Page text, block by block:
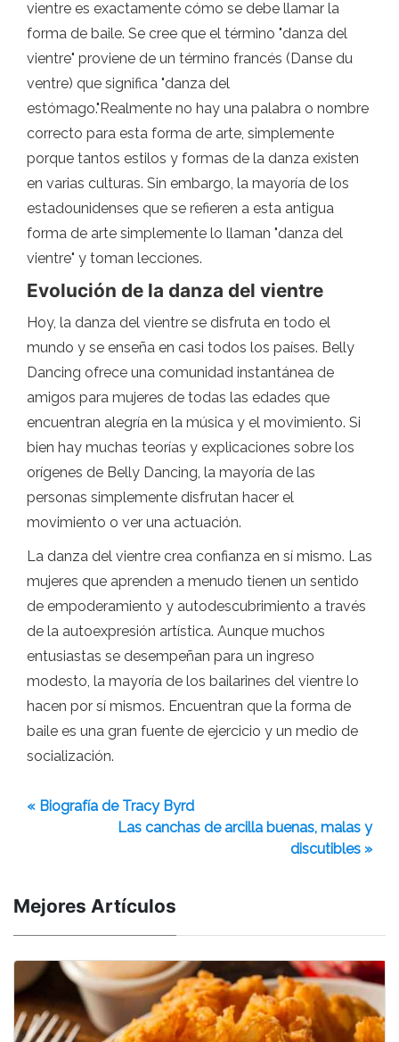
vientre es exactamente cómo se debe llamar la
forma de baile. Se cree que el término "danza del
vientre" proviene de un término francés (Danse du
ventre) que significa "danza del
estómago."Realmente no hay una palabra o nombre
correcto para esta forma de arte, simplemente
porque tantos estilos y formas de la danza existen
en varias culturas. Sin embargo, la mayoría de los
estadounidenses que se refieren a esta antigua
forma de arte simplemente lo llaman "danza del
vientre" y toman lecciones.
Evolución de la danza del vientre
Hoy, la danza del vientre se disfruta en todo el
mundo y se enseña en casi todos los países. Belly
Dancing ofrece una comunidad instantánea de
amigos para mujeres de todas las edades que
encuentran alegría en la música y el movimiento. Si
bien hay muchas teorías y explicaciones sobre los
orígenes de Belly Dancing, la mayoría de las
personas simplemente disfrutan hacer el
movimiento o ver una actuación.
La danza del vientre crea confianza en sí mismo. Las
mujeres que aprenden a menudo tienen un sentido
de empoderamiento y autodescubrimiento a través
de la autoexpresión artística. Aunque muchos
entusiastas se desempeñan para un ingreso
modesto, la mayoría de los bailarines del vientre lo
hacen por sí mismos. Encuentran que la forma de
baile es una gran fuente de ejercicio y un medio de
socialización.
« Biografía de Tracy Byrd
Las canchas de arcilla buenas, malas y
discutibles »
Mejores Artículos